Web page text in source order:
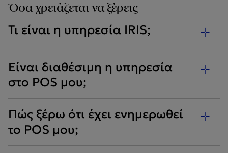
Όσα χρειάζεται να ξέρεις
Τι είναι η υπηρεσία IRIS;
Είναι διαθέσιμη η υπηρεσία
στο POS μου;
Πώς ξέρω ότι έχει ενημερωθεί
το POS μου;